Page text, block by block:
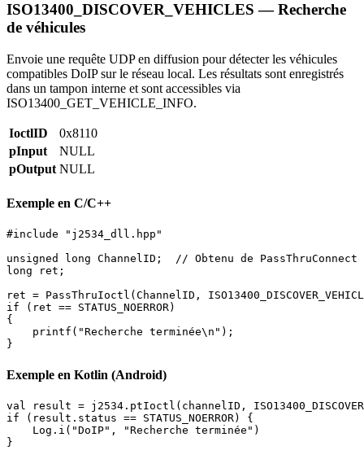
ISO13400_DISCOVER_VEHICLES — Recherche
de véhicules
Envoie une requête UDP en diffusion pour détecter les véhicules
compatibles DoIP sur le réseau local. Les résultats sont enregistrés
dans un tampon interne et sont accessibles via
ISO13400_GET_VEHICLE_INFO.
IoctlID
0x8110
pInput
NULL
pOutput NULL
Exemple en C/C++
#include "j2534_dll.hpp"
unsigned long ChannelID;  // Obtenu de PassThruConnect
long ret;
ret = PassThruIoctl(ChannelID,
if (ret == STATUS_NOERROR)
{
    printf("Recherche terminée\n");
}
Exemple en Kotlin (Android)
val result = j2534.ptIoctl(channelID,
if (result.status == STATUS_NOERROR) {
    Log.i("DoIP", "Recherche terminée")
}